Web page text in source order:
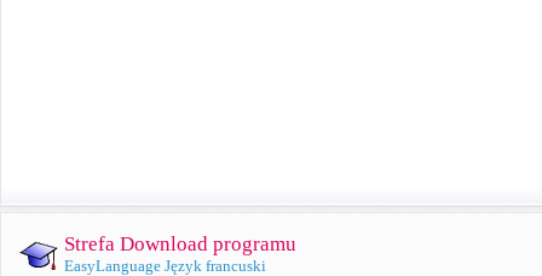
Strefa Download programu
EasyLanguage Język francuski